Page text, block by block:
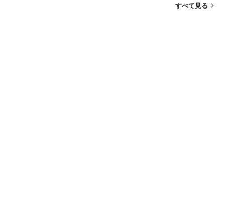
すべて見る